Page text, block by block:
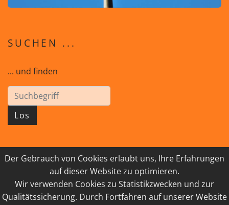
Der Gebrauch von Cookies erlaubt uns, Ihre Erfahrungen
auf dieser Website zu optimieren.
Wir verwenden Cookies zu Statistikzwecken und zur
Qualitätssicherung. Durch Fortfahren auf unserer Website
SUCHEN ...
... und finden
Los
© 2026 GEISTreich - Diözese Innsbruck
IMPRESSUM
LINKSAMMLUNG